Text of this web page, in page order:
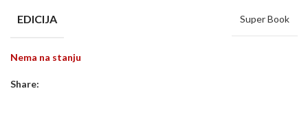
EDICIJA Super Book
Nema na stanju
Share: